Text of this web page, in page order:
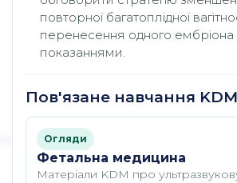
повторної багатоплідної
перенесення одного ембріона
показаннями.
Пов'язане навчання KDM
Огляди
Фетальна медицина
Матеріали KDM про